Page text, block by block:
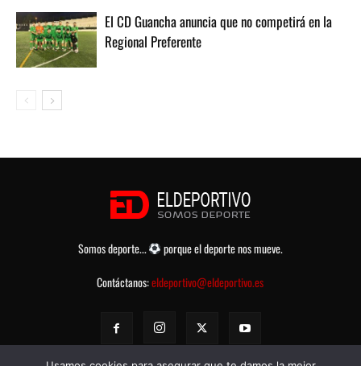
El CD Guancha anuncia que no competirá en la
Regional Preferente
Somos deporte...
porque el deporte nos mueve.
Contáctanos:eldeportivo@eldeportivo.es